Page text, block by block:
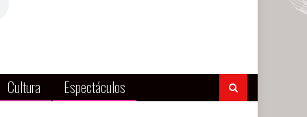
Cultura Espectáculos